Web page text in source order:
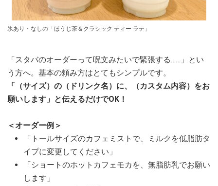
氷あり・なしの「ほうじ茶＆クラシック ティー ラテ」
「スタバのオーダーって呪文みたいで緊張する……」とい
う方へ。基本の頼み方はとてもシンプルです。
「（サイズ）の（ドリンク名）に、（カスタム内容）をお
願いします」 と伝えるだけでOK！
＜オーダー例＞
「トールサイズのカフェミストで、ミルクを低脂肪タ
イプに変更してください」
「ショートのホットカフェモカを、無脂肪乳でお願い
します」